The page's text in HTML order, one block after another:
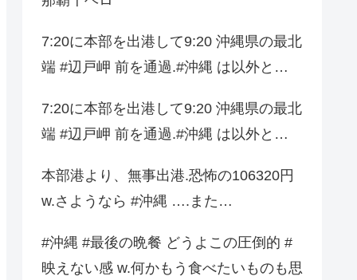
7:20に本部を出港して9:20 沖縄県の最北
端 #辺戸岬 前を通過.#沖縄 は以外と…
7:20に本部を出港して9:20 沖縄県の最北
端 #辺戸岬 前を通過.#沖縄 は以外と…
本部港より、無事出港.恐怖の106320円
w.さようなら #沖縄 ….また…
#沖縄 #最後の晩餐 どうよこの圧倒的 #
映えない感 w.何かもう食べたいものも思